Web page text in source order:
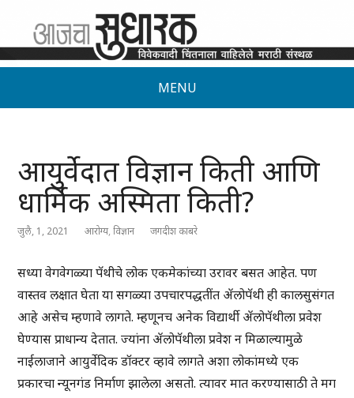
MENU
आयुर्वेदात विज्ञान किती आणि
धार्मिक अस्मिता किती?
जुलै, 1, 2021 आरोग्य,विज्ञान जगदीश काबरे
सध्या वेगवेगळ्या पॅथीचे लोक एकमेकांच्या उरावर बसत आहेत. पण
वास्तव लक्षात घेता या सगळ्या उपचारपद्धतींत ॲलोपॅथी ही कालसुसंगत
आहे असेच म्हणावे लागते. म्हणूनच अनेक विद्यार्थी ॲलोपॅथीला प्रवेश
घेण्यास प्राधान्य देतात. ज्यांना ॲलोपॅथीला प्रवेश न मिळाल्यामुळे
नाईलाजाने आयुर्वेदिक डॉक्टर व्हावे लागते अशा लोकांमध्ये एक
प्रकारचा न्यूनगंड निर्माण झालेला असतो. त्यावर मात करण्यासाठी ते मग